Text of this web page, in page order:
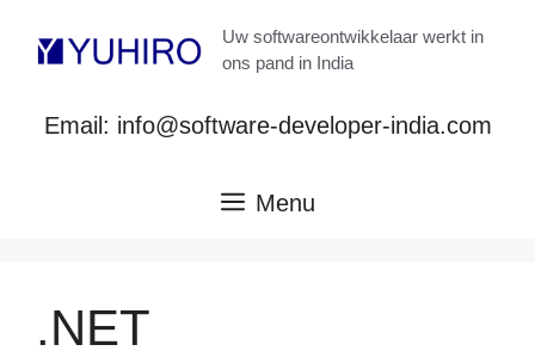
naar
Uw softwareontwikkelaar werkt in
ons pand in India
Email: info@software-developer-india.com
Menu
.NET